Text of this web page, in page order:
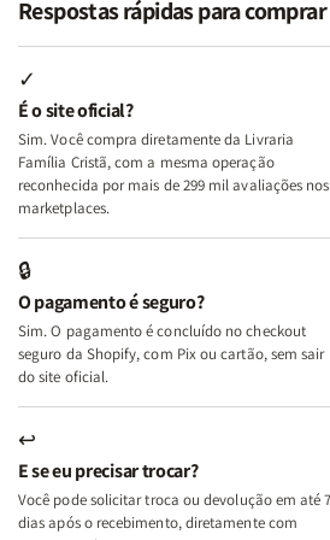
Minhas
Lutas
e
Deus
+
A
Mulher
Lar
Minhas
Lutas
+
A
Lar
Respostas rápidas para
✓
É o site oficial?
Sim. Você compra diretamente da Livraria
Família Cristã, com a mesma operação
reconhecida por mais de 299 mil avaliações nos
marketplaces.
🔒
O pagamento é seguro?
Sim. O pagamento é concluído no checkout
seguro da Shopify, com Pix ou cartão, sem sair
do site oficial.
↩
E se eu precisar trocar?
Você pode solicitar troca ou devolução em até 7
dias após o recebimento, diretamente com